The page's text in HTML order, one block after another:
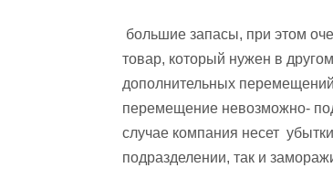
большие запасы, при этом
товар, который нужен в
дополнительных
перемещение невозможно-
случае компания несет
подразделении, так и